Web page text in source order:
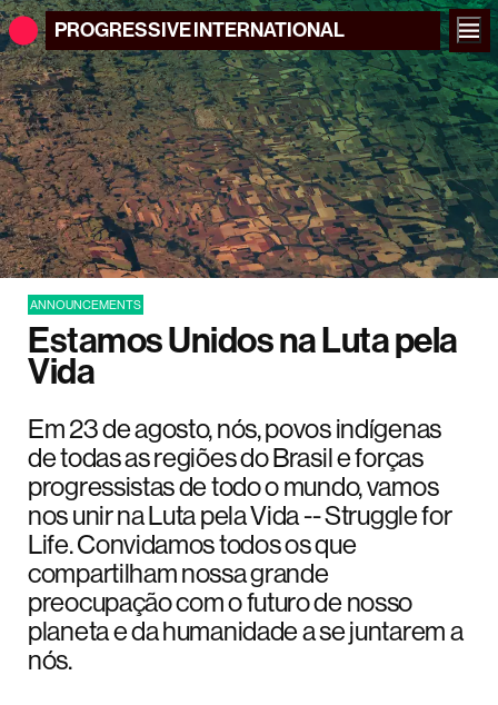
PROGRESSIVEINTERNATIONAL
ANNOUNCEMENTS
Estamos Unidos na Luta pela
Vida
Em 23 de agosto, nós, povos indígenas
de todas as regiões do Brasil e forças
progressistas de todo o mundo, vamos
nos unir na Luta pela Vida -- Struggle for
Life. Convidamos todos os que
compartilham nossa grande
preocupação com o futuro de nosso
planeta e da humanidade a se juntarem a
nós.